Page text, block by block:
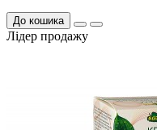
До кошика
Лідер продажу